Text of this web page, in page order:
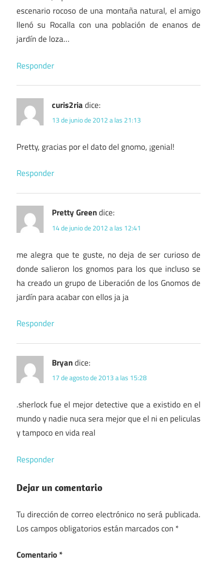
escenario rocoso de una montaña natural, el amigo
llenó su Rocalla con una población de enanos de
jardín de loza…
Responder
curis2riadice:
13 de junio de 2012 a las 21:13
Pretty, gracias por el dato del gnomo, ¡genial!
Responder
Pretty Greendice:
14 de junio de 2012 a las 12:41
me alegra que te guste, no deja de ser curioso de
donde salieron los gnomos para los que incluso se
ha creado un grupo de Liberación de los Gnomos de
jardín para acabar con ellos ja ja
Responder
Bryandice:
17 de agosto de 2013 a las 15:28
.sherlock fue el mejor detective que a existido en el
mundo y nadie nuca sera mejor que el ni en peliculas
y tampoco en vida real
Responder
Dejar un comentario
Tu dirección de correo electrónico no será publicada.
Los campos obligatorios están marcados con *
Comentario*